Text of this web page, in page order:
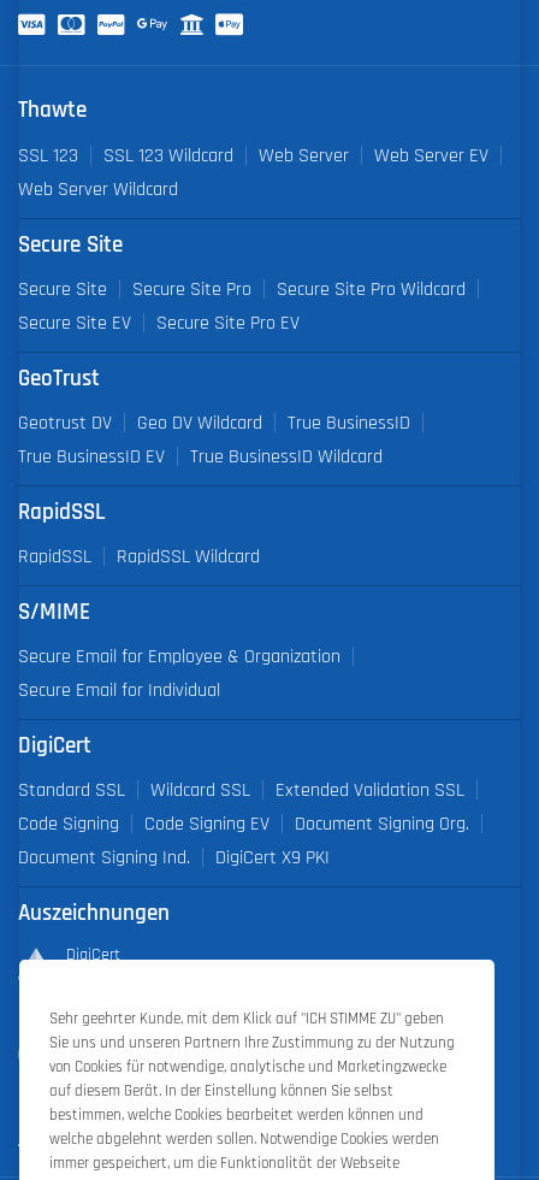
Thawte
SSL 123 SSL 123 Wildcard Web Server
Web Server EV
Web Server Wildcard
Secure Site
Secure Site Secure Site Pro
Secure Site Pro Wildcard
Secure Site EV
Secure Site Pro EV
GeoTrust
Geotrust DV Geo DV Wildcard
True BusinessID
True BusinessID EV
True BusinessID Wildcard
RapidSSL
RapidSSL RapidSSL Wildcard
S/MIME
Secure Email for Employee & Organization
Secure Email for Individual
DigiCert
Standard SSL Wildcard SSL
Extended Validation SSL
Code Signing
Code Signing EV
Document Signing Org.
Document Signing Ind.
DigiCert X9 PKI
Auszeichnungen
DigiCert
Outstanding Sales Performance Award 2018, 2019, 2020, 2021,
2022
Sehr geehrter Kunde, mit dem Klick auf "ICH STIMME ZU" geben
Sie uns und unseren Partnern Ihre Zustimmung zu der Nutzung
von Cookies für notwendige, analytische und Marketingzwecke
auf diesem Gerät. In der Einstellung können Sie selbst
bestimmen, welche Cookies bearbeitet werden können und
welche abgelehnt werden sollen. Notwendige Cookies werden
immer gespeichert, um die Funktionalität der Webseite